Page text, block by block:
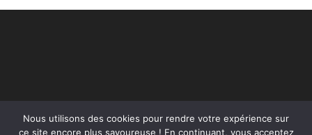
Nous utilisons des cookies pour rendre votre expérience sur
ce site encore plus savoureuse ! En continuant, vous acceptez